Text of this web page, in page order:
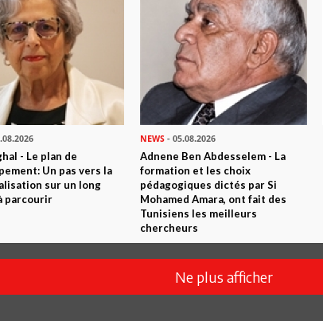
- Le plan de
Un pas vers la
sur un long
parcourir
NEWS - 05.08.2026
Adnene Ben Abdesselem - La
formation et les choix
pédagogiques dictés par Si
Mohamed Amara, ont fait des
Tunisiens les meilleurs
chercheurs
Ne plus afficher